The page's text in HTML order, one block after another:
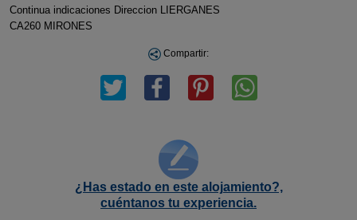
Continua indicaciones Direccion LIERGANES
CA260 MIRONES
Compartir:
¿Has estado en este alojamiento?,
cuéntanos tu experiencia.